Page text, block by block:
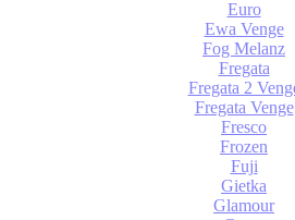
Euro
Ewa Venge
Fog Melanz
Fregata
Fregata 2
Fregata Venge
Fresco
Frozen
Fuji
Gietka
Glamour